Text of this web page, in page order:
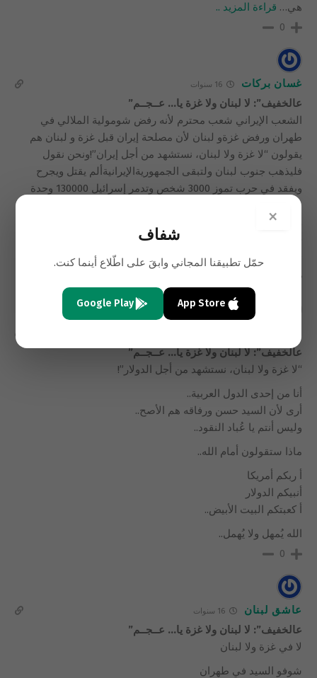
هي… قراءة المزيد ..
0
غسان بركات 16 سنوات
عالخفيف”: لا لبنان ولا غزة يا… عــجــم”
الشعب الإيراني شعب محترم لأنه رفض شومولية الملالي في
طهران ورفض غزةو لبنان لأن مصلحة إيران قبل غزة و لبنان هم
يقولون “لا غزة ولا لبنان، نستشهد من أجل إيران”!ونحن نقول
فليذهب جنوب لبنان ولتبقى الجمهوريةالإيرانيةألم يقتل ويجرح
ويفقد في حرب تموز 3000 شخص وتدمر إسرائيل 130000 وحدة
سكنية من دون حسبان الجسور والبنى التحتية وتلويث مياه البحر
وتدمير الكهرباءكله من أجل إيران برافو يا شعب إيران يا ريت شعب
جنوب لبنان يصحوا من الغفوة ويصبح مثلكم ويقول لا إيران ولا نجاد
فقط فقط نريد الحياة في لبنان.
عالخفيف”: لا لبنان ولا غزة يا… عــجــم”
“لا غزة ولا لبنان، نستشهد من أجل الدولار”!
أنا من إحدى الدول العربية..
أرى لأن السيد حسن ورفاقه هم الأصح..
وليس أنتم يا عُباد النقود..
ماذا ستقولون أمام الله..
أ ربكم أمريكا
أنبيكم الدولار
أ كعبتكم البيت الأبيض..
الله يُمهل ولا يُهمل..
0
عاشق لبنان 16 سنوات
عالخفيف”: لا لبنان ولا غزة يا… عــجــم”
لا في غزة ولا لبنان
شوفو السيد في طهران
×
شفاف
حمّل تطبيقنا المجاني وابقَ على اطّلاع أينما كنت.
App Store
Google Play